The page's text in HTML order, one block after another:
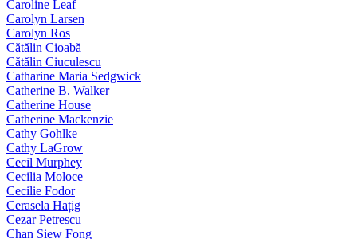
Caroline Leaf
Carolyn Larsen
Carolyn Ros
Cătălin Cioabă
Cătălin Ciuculescu
Catharine Maria Sedgwick
Catherine B. Walker
Catherine House
Catherine Mackenzie
Cathy Gohlke
Cathy LaGrow
Cecil Murphey
Cecilia Moloce
Cecilie Fodor
Cerasela Hațig
Cezar Petrescu
Chan Siew Fong